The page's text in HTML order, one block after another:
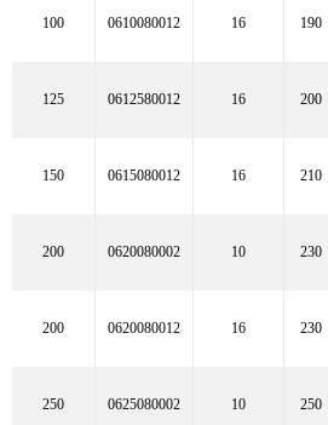
100 0610080012 16 190
125 0612580012 16 200
150 0615080012 16 210
200 0620080002 10 230
200 0620080012 16 230
250 0625080002 10 250